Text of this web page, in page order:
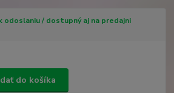
odoslaniu / dostupný aj na predajni
do košíka